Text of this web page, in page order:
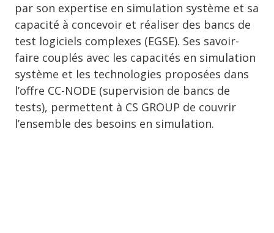
par son expertise en simulation système et sa
capacité à concevoir et réaliser des bancs de
test logiciels complexes (EGSE). Ses savoir-
faire couplés avec les capacités en simulation
système et les technologies proposées dans
l’offre CC-NODE (supervision de bancs de
tests), permettent à CS GROUP de couvrir
l’ensemble des besoins en simulation.